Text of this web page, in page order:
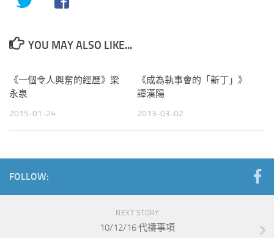
YOU MAY ALSO LIKE...
《一個令人興奮的經歷》梁
永泉
2015-01-24
《成為執事會的「新丁」》
譚漢陽
2013-03-02
FOLLOW:
NEXT STORY
10/12/16 代禱事項